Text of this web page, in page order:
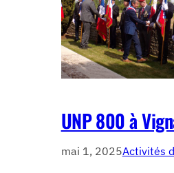
UNP 800 à
mai 1, 2025Activités